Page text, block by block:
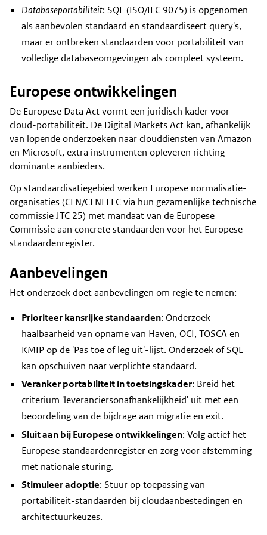
Databaseportabiliteit: SQL (ISO/IEC 9075) is opgenomen
als aanbevolen standaard en standaardiseert query's,
maar er ontbreken standaarden voor portabiliteit van
volledige databaseomgevingen als compleet systeem.
Europese ontwikkelingen
De Europese Data Act vormt een juridisch kader voor
cloud-portabiliteit. De Digital Markets Act kan, afhankelijk
van lopende onderzoeken naar clouddiensten van Amazon
en Microsoft, extra instrumenten opleveren richting
dominante aanbieders.
Op standaardisatiegebied werken Europese normalisatie-
organisaties (CEN/CENELEC via hun gezamenlijke technische
commissie JTC 25) met mandaat van de Europese
Commissie aan concrete standaarden voor het Europese
standaardenregister.
Aanbevelingen
Het onderzoek doet aanbevelingen om regie te nemen:
Prioriteer kansrijke standaarden: Onderzoek
haalbaarheid van opname van Haven, OCI, TOSCA en
KMIP op de 'Pas toe of leg uit'-lijst. Onderzoek of SQL
kan opschuiven naar verplichte standaard.
Veranker portabiliteit in toetsingskader: Breid het
criterium 'leveranciersonafhankelijkheid' uit met een
beoordeling van de bijdrage aan migratie en exit.
Sluit aan bij Europese ontwikkelingen: Volg actief het
Europese standaardenregister en zorg voor afstemming
met nationale sturing.
Stimuleer adoptie: Stuur op toepassing van
portabiliteit-standaarden bij cloudaanbestedingen en
architectuurkeuzes.